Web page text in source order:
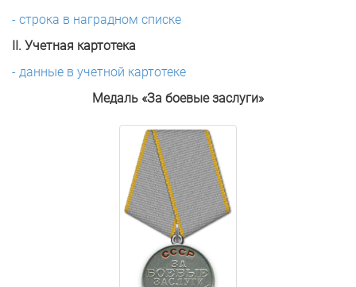
- строка в наградном списке
II. Учетная картотека
- данные в учетной картотеке
Медаль «За боевые заслуги»